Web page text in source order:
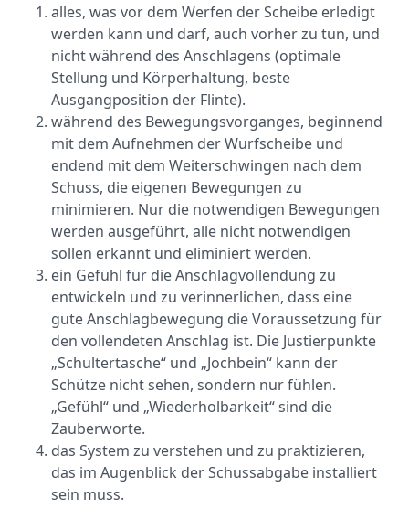
alles, was vor dem Werfen der Scheibe erledigt
werden kann und darf, auch vorher zu tun, und
nicht während des Anschlagens (optimale
Stellung und Körperhaltung, beste
Ausgangposition der Flinte).
während des Bewegungsvorganges, beginnend
mit dem Aufnehmen der Wurfscheibe und
endend mit dem Weiterschwingen nach dem
Schuss, die eigenen Bewegungen zu
minimieren. Nur die notwendigen Bewegungen
werden ausgeführt, alle nicht notwendigen
sollen erkannt und eliminiert werden.
ein Gefühl für die Anschlagvollendung zu
entwickeln und zu verinnerlichen, dass eine
gute Anschlagbewegung die Voraussetzung für
den vollendeten Anschlag ist. Die Justierpunkte
„Schultertasche“ und „Jochbein“ kann der
Schütze nicht sehen, sondern nur fühlen.
„Gefühl“ und „Wiederholbarkeit“ sind die
Zauberworte.
das System zu verstehen und zu praktizieren,
das im Augenblick der Schussabgabe installiert
sein muss.